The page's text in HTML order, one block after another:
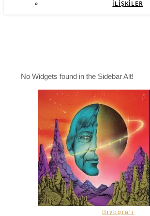
İLIŞKILER
No Widgets found in the Sidebar Alt!
Biyografi